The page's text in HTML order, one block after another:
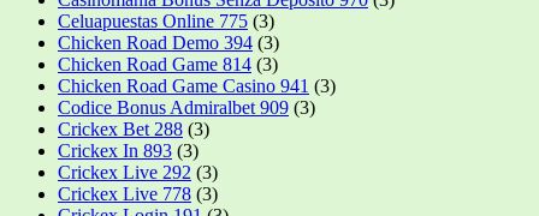
Celuapuestas Online 775 (3)
Chicken Road Demo 394 (3)
Chicken Road Game 814 (3)
Chicken Road Game Casino 941 (3)
Codice Bonus Admiralbet 909 (3)
Crickex Bet 288 (3)
Crickex In 893 (3)
Crickex Live 292 (3)
Crickex Live 778 (3)